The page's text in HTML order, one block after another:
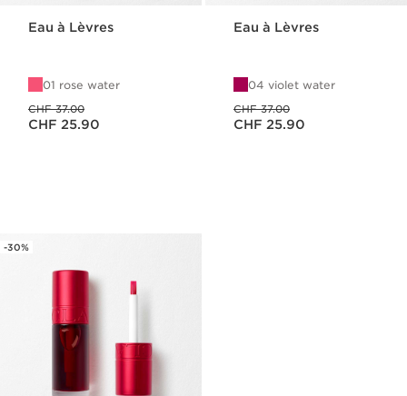
Eau à Lèvres
01 rose water
CHF 37.00
Nouveau prix CHF 25.90
CHF 25.90
Eau à Lèvres
04 violet water
CHF 37.00
Nouveau prix CHF 25.90
CHF 25.90
-30%